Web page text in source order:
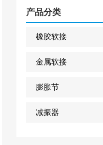
产品分类
橡胶软接
金属软接
膨胀节
减振器